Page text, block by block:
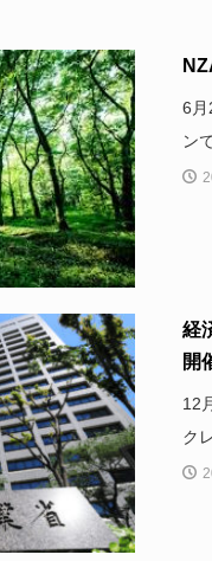
6月
ン
経
開
12
ク